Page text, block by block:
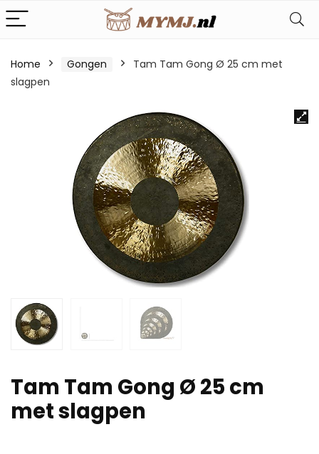
Home Gongen
Tam Tam Gong Ø 25 cm met
slagpen
Tam Tam Gong Ø 25 cm
met slagpen